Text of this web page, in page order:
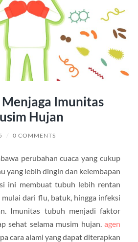
Imunitas
Hujan
/ 0 COMMENTS
perubahan cuaca yang cukup
yang lebih dingin dan kelembapan
ini membuat tubuh lebih rentan
dari flu, batuk, hingga infeksi
Imunitas tubuh menjadi faktor
sehat selama musim hujan.agen
cara alami yang dapat diterapkan